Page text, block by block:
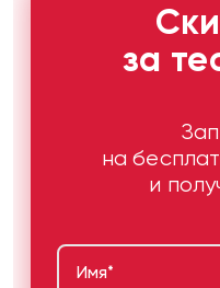
за
на
и
Имя*